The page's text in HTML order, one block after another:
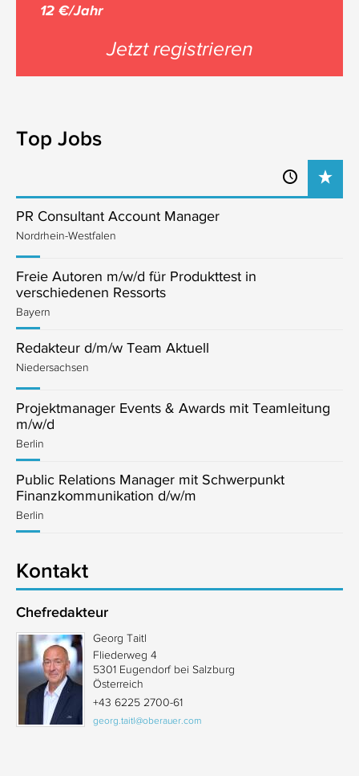
12 €/Jahr
Jetzt registrieren
Top Jobs
PR Consultant Account Manager
Nordrhein-Westfalen
Freie Autoren m/w/d für Produkttest in
verschiedenen Ressorts
Bayern
Redakteur d/m/w Team Aktuell
Niedersachsen
Projektmanager Events & Awards mit Teamleitung
m/w/d
Berlin
Public Relations Manager mit Schwerpunkt
Finanzkommunikation d/w/m
Berlin
Kontakt
Chefredakteur
Georg Taitl
Fliederweg 4
5301 Eugendorf bei Salzburg
Österreich
+43 6225 2700-61
georg.taitl@oberauer.com